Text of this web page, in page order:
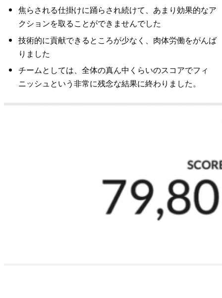
焦らされる仕掛けに踊らされ続けて、あまり効果的なア
クションを取ることができませんでした
技術的に貢献できるところが少なく、肉体労働をがんば
りました
チームとしては、全体の真ん中くらいのスコアでフィ
ニッシュという非常に残念な結果に終わりました。